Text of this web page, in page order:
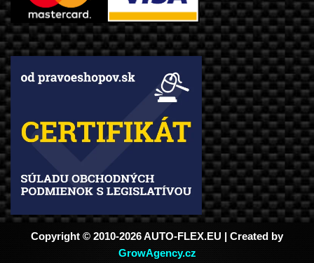
Copyright © 2010-2026 AUTO-FLEX.EU | Created by
GrowAgency.cz